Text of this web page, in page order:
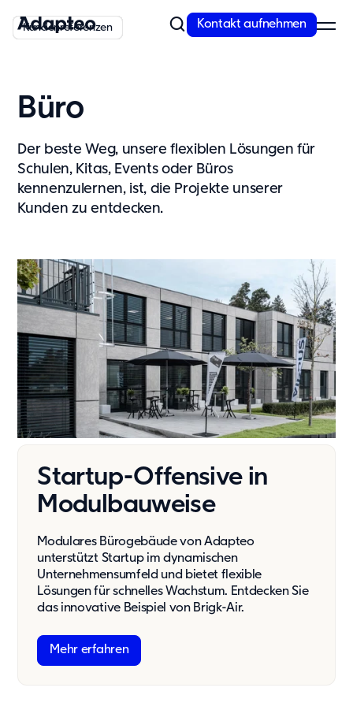
Modulare Raumlösungen von Adapteo
temporären und dringenden Bedarf. Kontaktieren Sie uns für
maßgeschneiderte Raumkonzepte!
Mehr erfahren
Kita
Büro
Wohnunterkünfte
Messe
Showroom
Tagespflege
Unsere Lösungen
Produkte
Vario
Vario Plus
Event
Kaufsysteme
Produkte
Zusätzliche Leistungen
Kontakt aufnehmen
Büro
Der beste Weg, unsere flexiblen Lösungen für
Schulen, Kitas, Events oder Büros
kennenzulernen, ist, die Projekte unserer
Kunden zu entdecken.
Startup-Offensive in
Modulbauweise
Modulares Bürogebäude von Adapteo
unterstützt Startup im dynamischen
Unternehmensumfeld und bietet flexible
Lösungen für schnelles Wachstum. Entdecken Sie
das innovative Beispiel von Brigk-Air.
Mehr erfahren
Kundenreferenzen
Kundenreferenzen
Kundenreferenzen
Kundenreferenzen
Kundenreferenzen
Kundenreferenzen
Kundenreferenzen
Kundenreferenzen
Kundenreferenzen
Kundenreferenzen